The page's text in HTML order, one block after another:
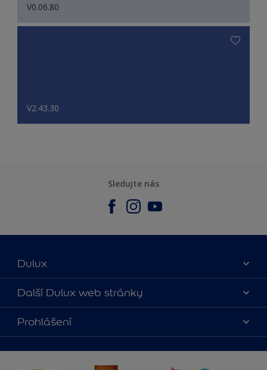
V0.06.80
V2.43.30
Sledujte nás
Dulux
O nás
Kontaktujte nás
Najít obchod
Další Dulux web stránky
duluxmalir.cz
duluxmaliar.sk
duluxprodejnabarev.cz
Prohlášení